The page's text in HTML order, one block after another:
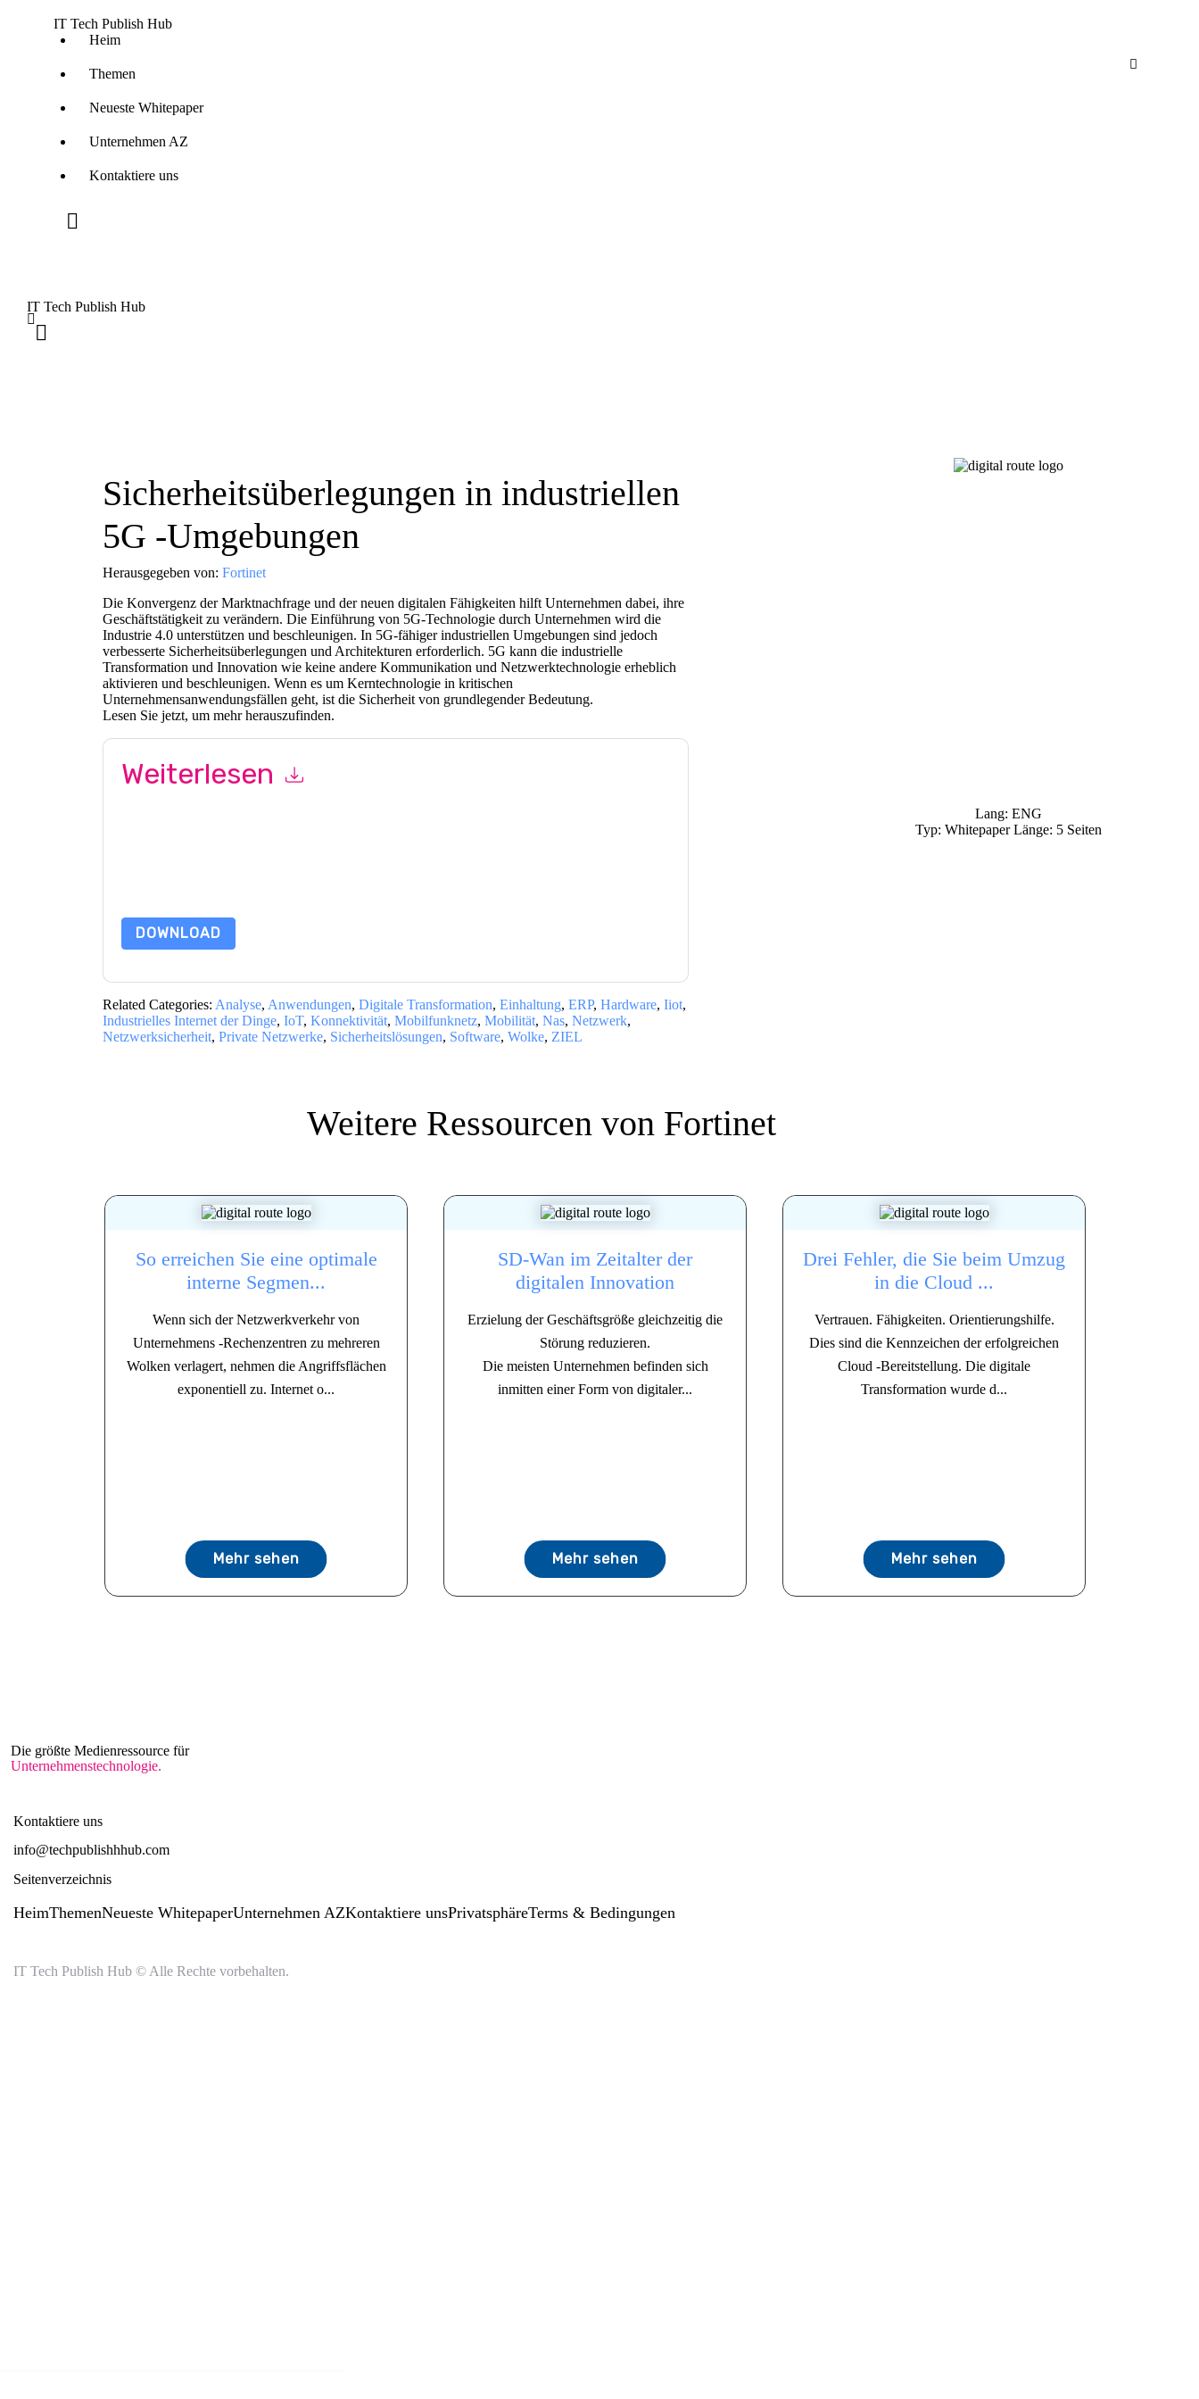
IT Tech Publish Hub
Heim
Themen
Neueste Whitepaper
Unternehmen AZ
Kontaktiere uns
IT Tech Publish Hub
Sicherheitsüberlegungen in industriellen
5G -Umgebungen
Herausgegeben von: Fortinet
Die Konvergenz der Marktnachfrage und der neuen digitalen Fähigkeiten hilft Unternehmen dabei, ihre
Geschäftstätigkeit zu verändern. Die Einführung von 5G-Technologie durch Unternehmen wird die
Industrie 4.0 unterstützen und beschleunigen. In 5G-fähiger industriellen Umgebungen sind jedoch
verbesserte Sicherheitsüberlegungen und Architekturen erforderlich. 5G kann die industrielle
Transformation und Innovation wie keine andere Kommunikation und Netzwerktechnologie erheblich
aktivieren und beschleunigen. Wenn es um Kerntechnologie in kritischen
Unternehmensanwendungsfällen geht, ist die Sicherheit von grundlegender Bedeutung.
Lesen Sie jetzt, um mehr herauszufinden.
Weiterlesen
DOWNLOAD
Related Categories: Analyse, Anwendungen, Digitale Transformation, Einhaltung, ERP, Hardware, Iiot,
Industrielles Internet der Dinge, IoT, Konnektivität, Mobilfunknetz, Mobilität, Nas, Netzwerk,
Netzwerksicherheit, Private Netzwerke, Sicherheitslösungen, Software, Wolke, ZIEL
Lang: ENG
Typ: Whitepaper Länge: 5 Seiten
Weitere Ressourcen von Fortinet
So erreichen Sie eine optimale
interne Segmen...
Wenn sich der Netzwerkverkehr von
Unternehmens -Rechenzentren zu mehreren
Wolken verlagert, nehmen die Angriffsflächen
exponentiell zu. Internet o...
Mehr sehen
SD-Wan im Zeitalter der
digitalen Innovation
Erzielung der Geschäftsgröße gleichzeitig die
Störung reduzieren.
Die meisten Unternehmen befinden sich
inmitten einer Form von digitaler...
Mehr sehen
Drei Fehler, die Sie beim Umzug
in die Cloud ...
Vertrauen. Fähigkeiten. Orientierungshilfe.
Dies sind die Kennzeichen der erfolgreichen
Cloud -Bereitstellung. Die digitale
Transformation wurde d...
Mehr sehen
Die größte Medienressource für
Unternehmenstechnologie.
Kontaktiere uns
info@techpublishhhub.com
Seitenverzeichnis
HeimThemenNeueste WhitepaperUnternehmen AZKontaktiere unsPrivatsphäreTerms & Bedingungen
IT Tech Publish Hub © Alle Rechte vorbehalten.